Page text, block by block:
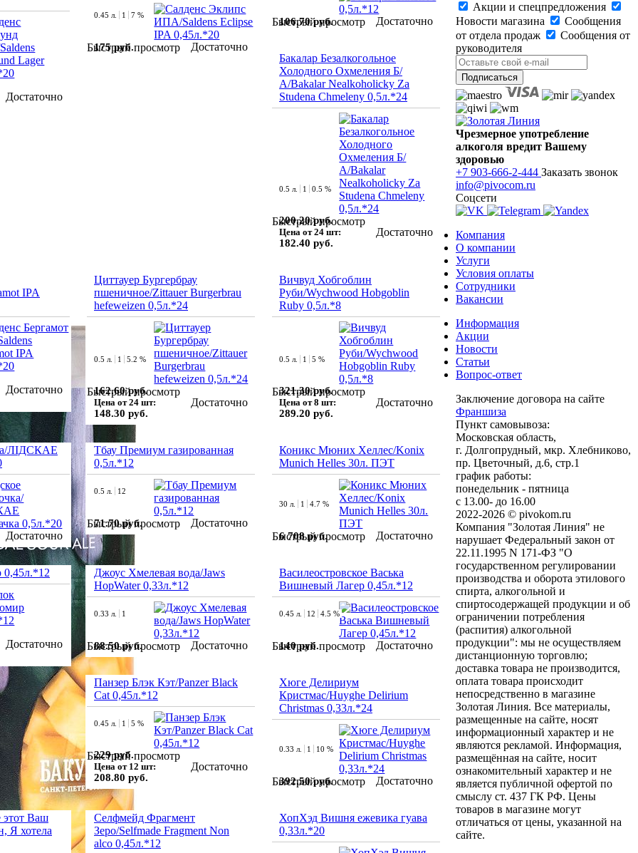
Достаточно
Быстрый просмотр
0.45 л. 1 7 %
175 руб. Достаточно
Быстрый просмотр
106.70 руб. Достаточно
Бакалар Безалкогольное
Холодного Охмеления Б/
А/Bakalar Nealkoholicky Za
Studena Chmeleny 0,5л.*24
Быстрый просмотр
0.5 л. 1 0.5 %
200.20 руб.
Цена от 24 шт:
182.40 руб.
Достаточно
IPA
Достаточно
Циттауер Бургербрау
пшеничное/Zittauer Burgerbrau
hefeweizen 0,5л.*24
Быстрый просмотр
0.5 л. 1 5.2 %
162.60 руб.
Цена от 24 шт:
148.30 руб.
Достаточно
Вичвуд Хобгоблин
Руби/Wychwood Hobgoblin
Ruby 0,5л.*8
Быстрый просмотр
0.5 л. 1 5 %
321.30 руб.
Цена от 8 шт:
289.20 руб.
Достаточно
ЛІДСКАЕ
Достаточно
Тбау Премиум газированная
0,5л.*12
Быстрый просмотр
0.5 л. 12
71.70 руб. Достаточно
Коникс Мюних Хеллес/Konix
Munich Helles 30л. ПЭТ
Быстрый просмотр
30 л. 1 4.7 %
6 708 руб. Достаточно
0,45л.*12
Достаточно
Джоус Хмелевая вода/Jaws
HopWater 0,33л.*12
Быстрый просмотр
0.33 л. 1
88.50 руб. Достаточно
Василеостровское Васька
Вишневый Лагер 0,45л.*12
Быстрый просмотр
0.45 л. 12 4.5 %
140 руб. Достаточно
Панзер Блэк Кэт/Panzer Black
Cat 0,45л.*12
Быстрый просмотр
0.45 л. 1 5 %
229 руб.
Цена от 12 шт:
208.80 руб.
Достаточно
Хюге Делириум
Кристмас/Huyghe Delirium
Christmas 0,33л.*24
Быстрый просмотр
0.33 л. 1 10 %
392.50 руб. Достаточно
Ваш
Я хотела
Селфмейд Фрагмент
Зеро/Selfmade Fragment Non
alco 0,45л.*12
ХопХэд Вишня ежевика гуава
0,33л.*20
Акции и спецпредложения
Новости магазина
Сообщения
от отдела продаж
Сообщения от
руководителя
Чрезмерное употребление
алкоголя вредит Вашему
здоровью
+7 903-666-2-444 Заказать звонок
info@pivocom.ru
Соцсети
Компания
О компании
Услуги
Условия оплаты
Сотрудники
Вакансии
Информация
Акции
Новости
Статьи
Вопрос-ответ
Заключение договора на сайте
Франшиза
Пункт самовывоза:
Московская область,
г. Долгопрудный, мкр. Хлебниково,
пр. Цветочный, д.6, стр.1
график работы:
понедельник - пятница
с 13.00- до 16.00
2022-2026 © pivokom.ru
Компания "Золотая Линия" не
нарушает Федеральный закон от
22.11.1995 N 171-ФЗ "О
государственном регулировании
производства и оборота этилового
спирта, алкогольной и
спиртосодержащей продукции и об
ограничении потребления
(распития) алкогольной
продукции": мы не осуществляем
дистанционную торговлю;
доставка товара не производится,
оплата товара происходит
непосредственно в магазине
Золотая Линия. Все материалы,
размещенные на сайте, носят
информационный характер и не
являются рекламой. Информация,
размещённая на сайте, носит
ознакомительный характер и не
является публичной офертой по
смыслу ст. 437 ГК РФ. Цены
товаров в магазине могут
отличаться от цены, указанной на
сайте.